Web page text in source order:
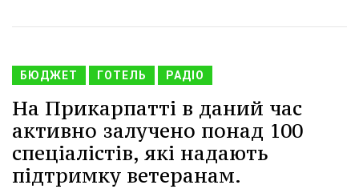
БЮДЖЕТ ГОТЕЛЬ РАДІО
На Прикарпатті в даний час
активно залучено понад 100
спеціалістів, які надають
підтримку ветеранам.